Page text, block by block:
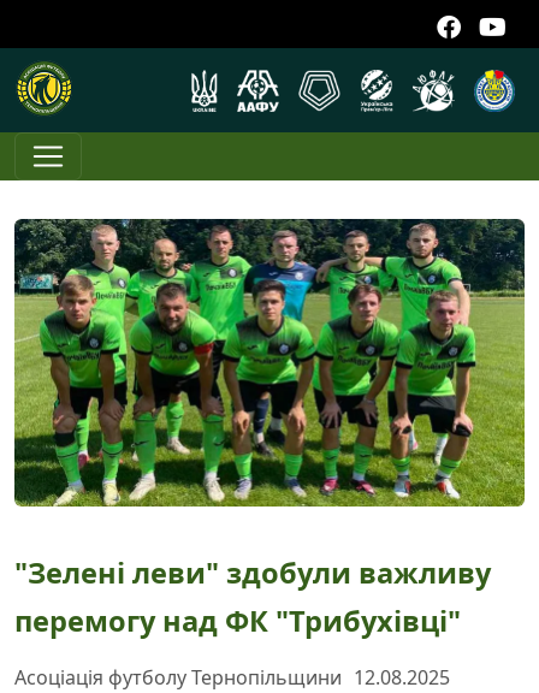
"Зелені леви" здобули важливу
перемогу над ФК "Трибухівці"
Асоціація футболу Тернопільщини 12.08.2025